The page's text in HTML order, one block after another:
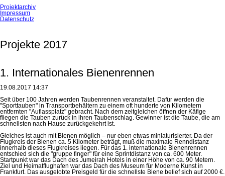
Projektarchiv
Impressum
Datenschutz
Projekte 2017
1. Internationales Bienenrennen
19.08.2017 14:37
Seit über 100 Jahren werden Taubenrennen veranstaltet. Dafür werden die
"Sporttauben" in Transportbehältern zu einem oft hunderte von Kilometern
entfernten "Auflassplatz" gebracht. Nach dem zeitgleichen öffnen der Käfige
fliegen die Tauben zurück in ihren Taubenschlag. Gewinner ist die Taube, die am
schnellsten nach Hause zurückgekehrt ist.
Gleiches ist auch mit Bienen möglich – nur eben etwas miniaturisierter. Da der
Flugkreis der Bienen ca. 5 Kilometer beträgt, muß die maximale Renndistanz
innerhalb dieses Flugkreises liegen. Für das 1. internationale Bienenrennen
entschied sich die "gruppe finger" für eine Sprintdistanz von ca. 600 Meter.
Startpunkt war das Dach des Jumeirah Hotels in einer Höhe von ca. 90 Metern.
Ziel und Heimatflughafen war das Dach des Museum für Moderne Kunst in
Frankfurt. Das ausgelobte Preisgeld für die schnellste Biene belief sich auf 2000 €.